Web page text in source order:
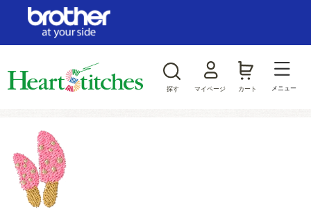
探す マイページ カート メニュー
ログイン/新規会員登録
ジャンルから探す